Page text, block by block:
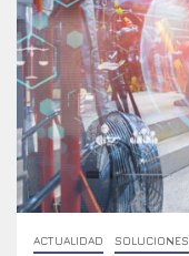
ACTUALIDAD SOLUCIONES